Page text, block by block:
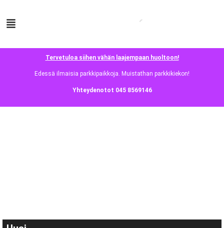
Tervetuloa siihen vähän laajempaan huoltoon!
Edessä ilmaisia parkkipaikkoja. Muistathan parkkikiekon!
Yhteydenotot 045 8569146